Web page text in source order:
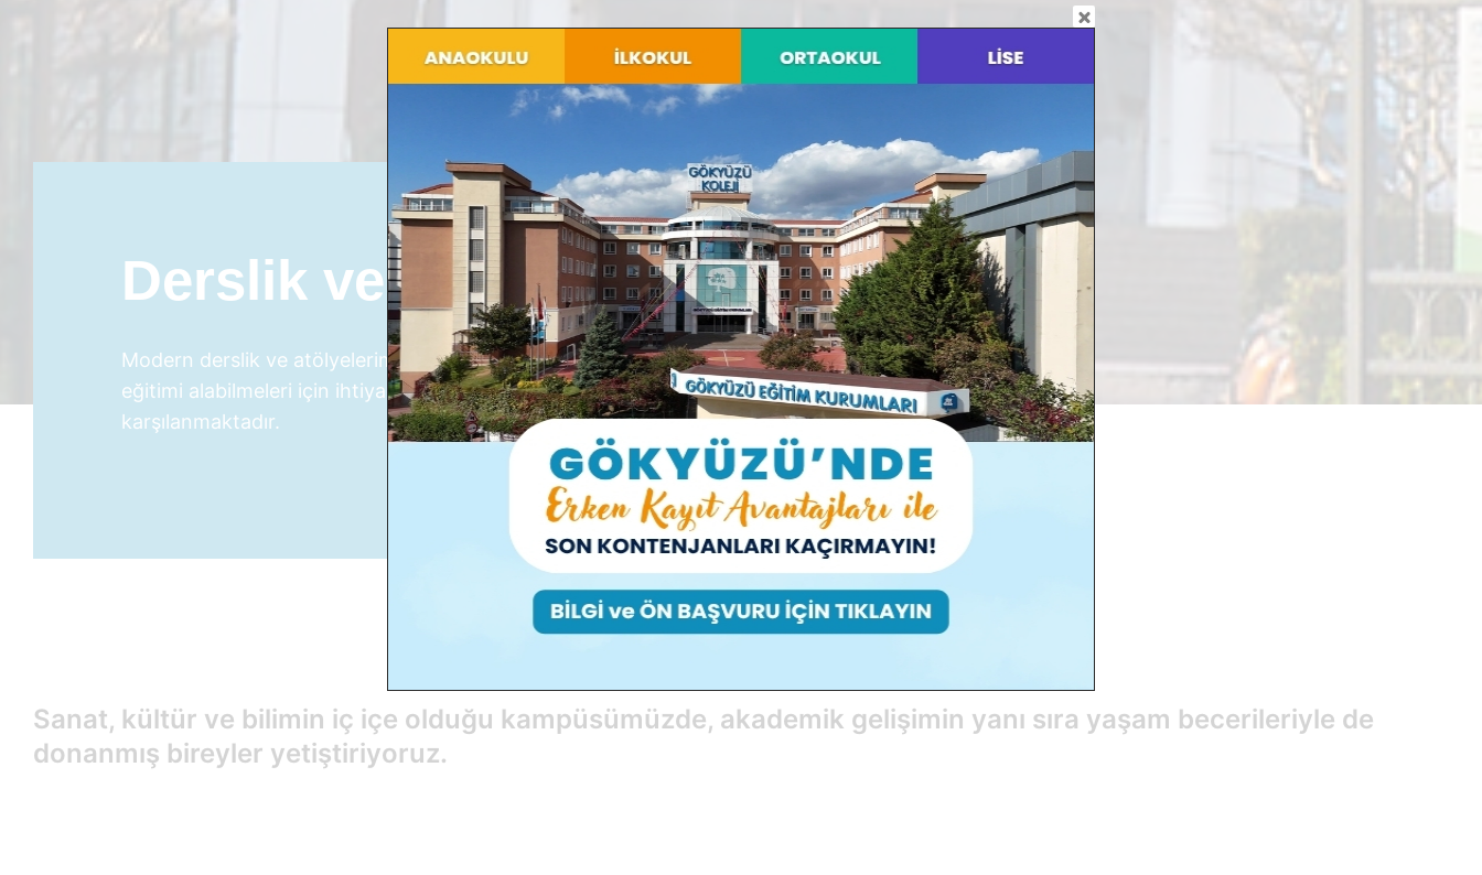
Derslik ve Atölyeler
Modern derslik ve atölyelerimizde öğrencilerimizin en iyi
eğitimi alabilmeleri için ihtiyaç duydukları tüm şartlar
karşılanmaktadır.
Sanat, kültür ve bilimin iç içe olduğu kampüsümüzde, akademik gelişimin yanı sıra yaşam becerileriyle de
donanmış bireyler yetiştiriyoruz.